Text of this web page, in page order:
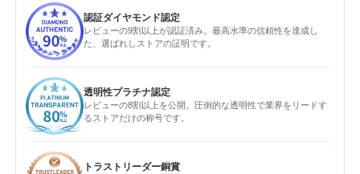
認証ダイヤモンド認定
レビューの9割以上が認証済み。最高水準の信頼性を達成し
た、選ばれしストアの証明です。
透明性プラチナ認定
レビューの8割以上を公開。圧倒的な透明性で業界をリードす
るストアだけの称号です。
トラストリーダー銅賞